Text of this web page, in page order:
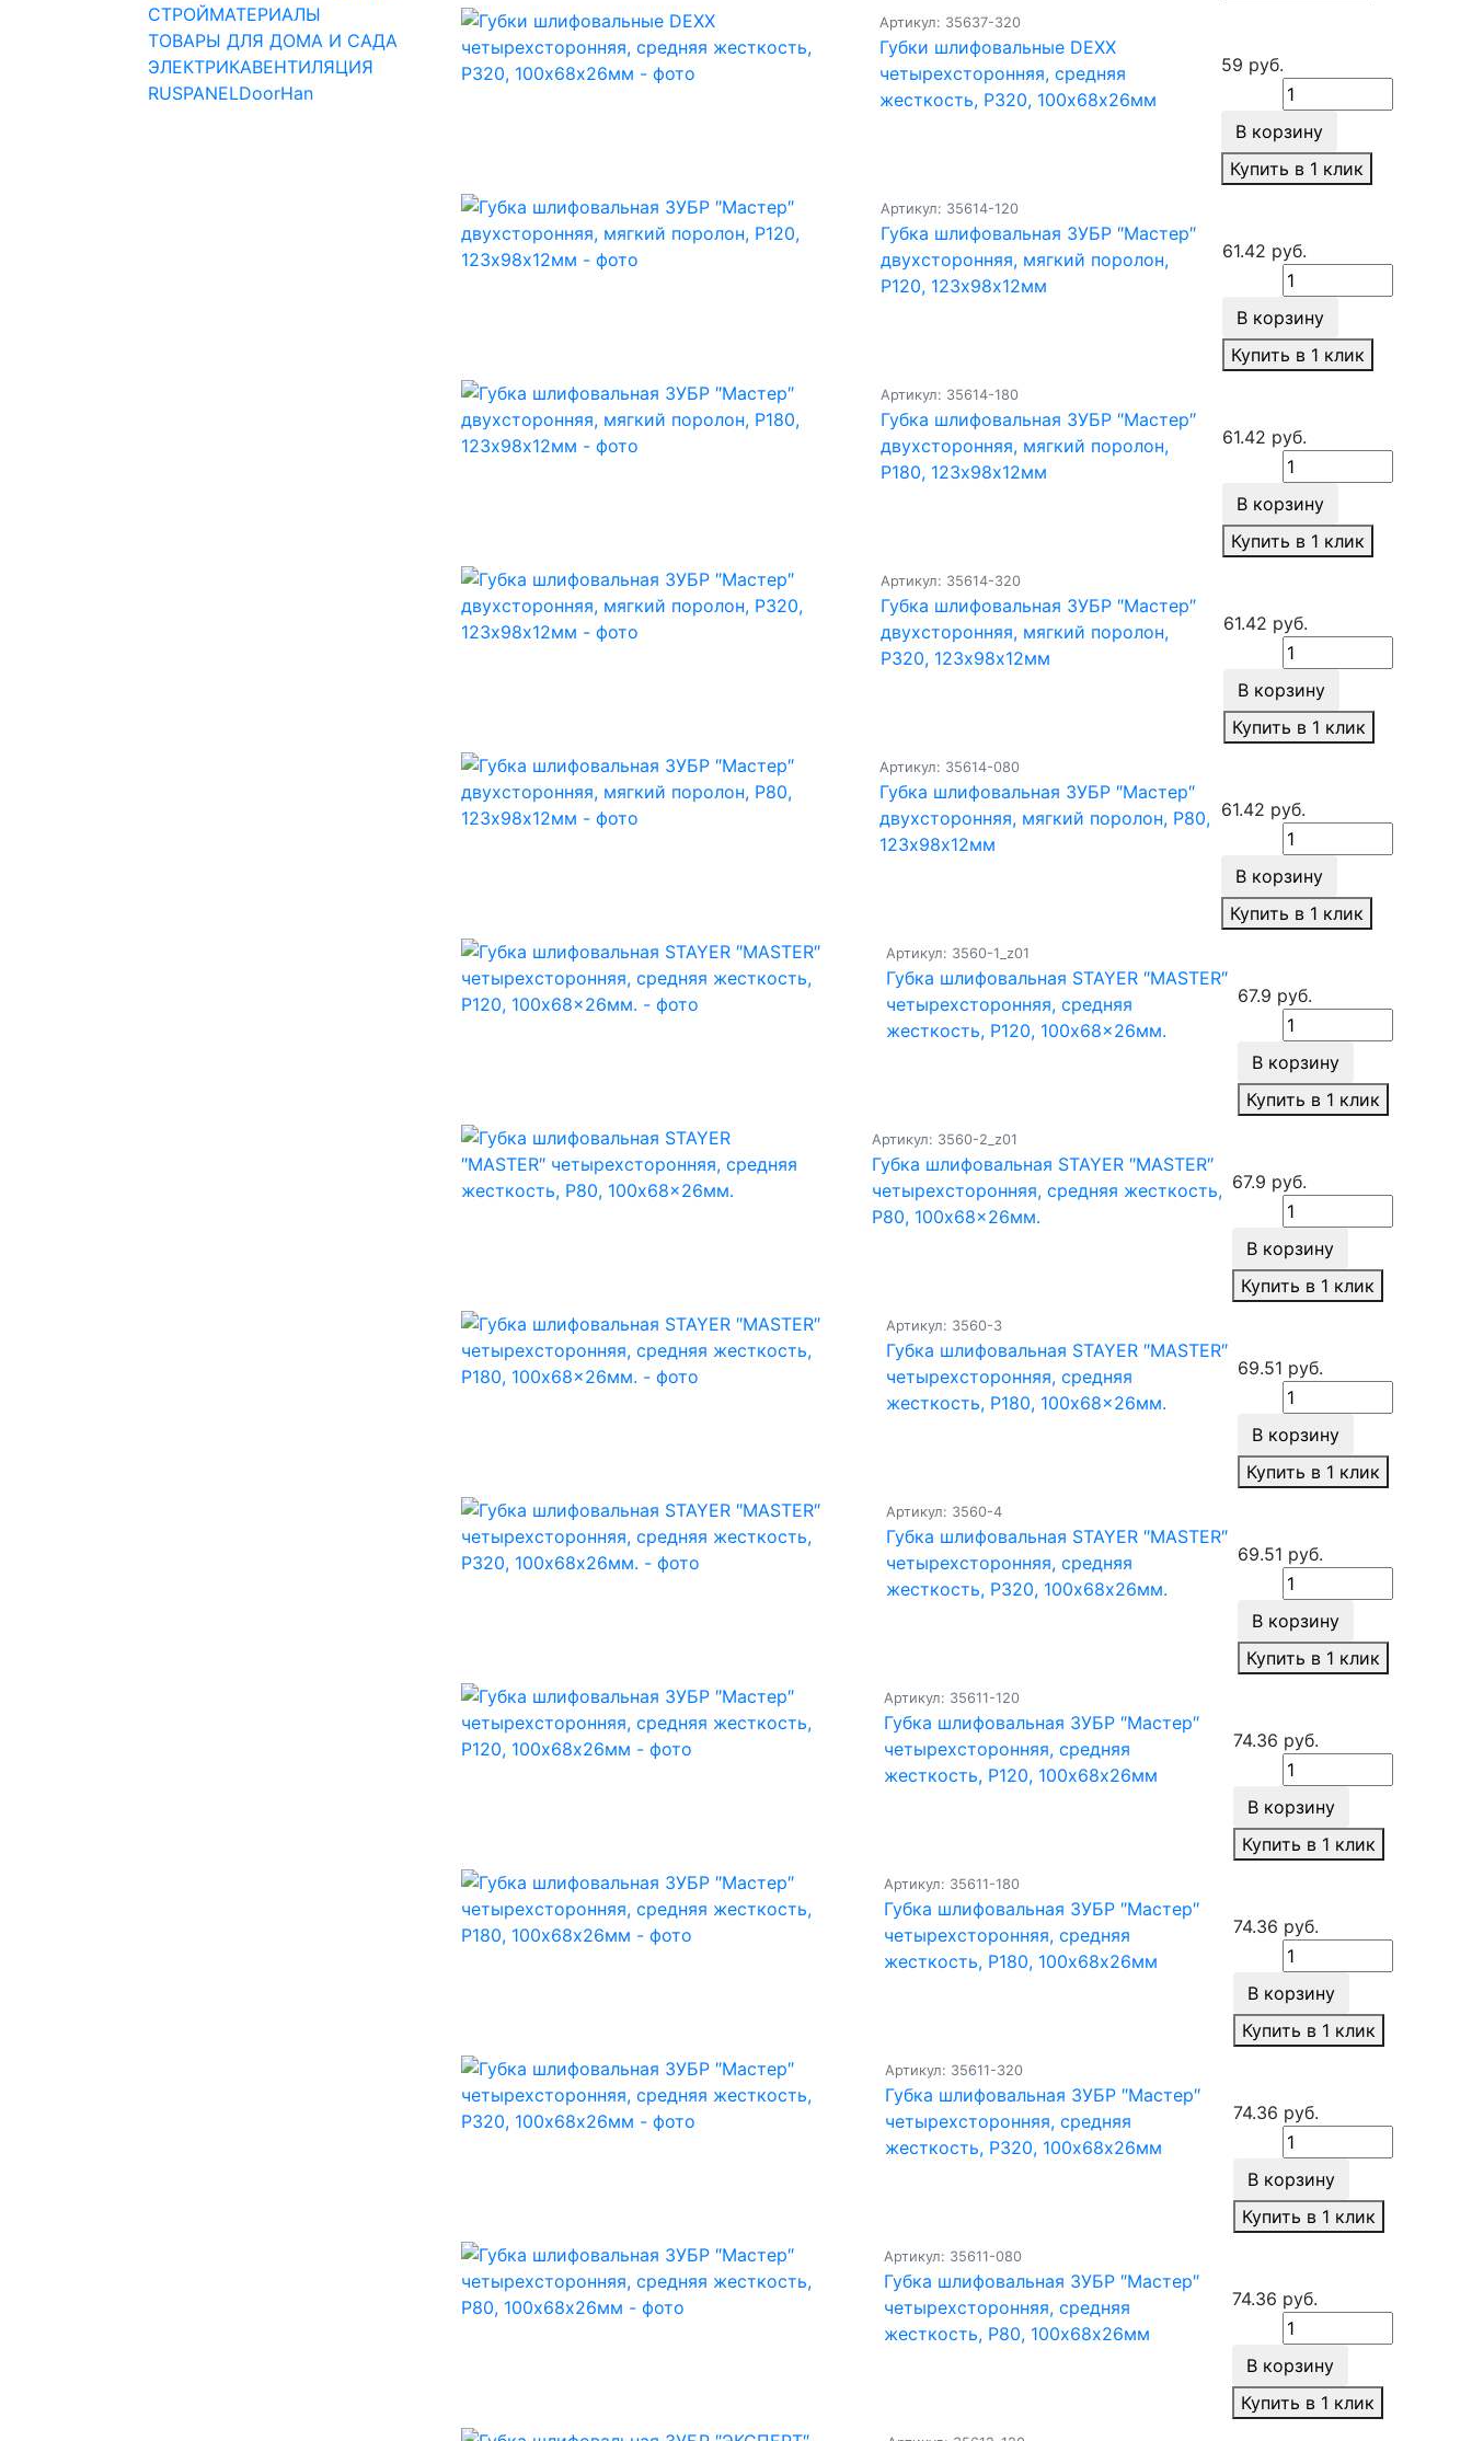
Артикул: 35637-320
Губки шлифовальные DEXX
четырехсторонняя, средняя
жесткость, Р320, 100х68х26мм
59 руб.
В корзину
Купить в 1 клик
Артикул: 35614-120
Губка шлифовальная ЗУБР ″Мастер″
двухсторонняя, мягкий поролон,
Р120, 123х98х12мм
61.42 руб.
В корзину
Купить в 1 клик
Артикул: 35614-180
Губка шлифовальная ЗУБР ″Мастер″
двухсторонняя, мягкий поролон,
Р180, 123х98х12мм
61.42 руб.
В корзину
Купить в 1 клик
Артикул: 35614-320
Губка шлифовальная ЗУБР ″Мастер″
двухсторонняя, мягкий поролон,
Р320, 123х98х12мм
61.42 руб.
В корзину
Купить в 1 клик
Артикул: 35614-080
Губка шлифовальная ЗУБР ″Мастер″
двухсторонняя, мягкий поролон, Р80,
123х98х12мм
61.42 руб.
В корзину
Купить в 1 клик
Артикул: 3560-1_z01
Губка шлифовальная STAYER ″MASTER″
четырехсторонняя, средняя
жесткость, Р120, 100x68x26мм.
67.9 руб.
В корзину
Купить в 1 клик
Артикул: 3560-2_z01
Губка шлифовальная STAYER ″MASTER″
четырехсторонняя, средняя жесткость,
Р80, 100x68x26мм.
67.9 руб.
В корзину
Купить в 1 клик
Артикул: 3560-3
Губка шлифовальная STAYER ″MASTER″
четырехсторонняя, средняя
жесткость, Р180, 100x68x26мм.
69.51 руб.
В корзину
Купить в 1 клик
Артикул: 3560-4
Губка шлифовальная STAYER ″MASTER″
четырехсторонняя, средняя
жесткость, Р320, 100х68x26мм.
69.51 руб.
В корзину
Купить в 1 клик
Артикул: 35611-120
Губка шлифовальная ЗУБР ″Мастер″
четырехсторонняя, средняя
жесткость, Р120, 100х68х26мм
74.36 руб.
В корзину
Купить в 1 клик
Артикул: 35611-180
Губка шлифовальная ЗУБР ″Мастер″
четырехсторонняя, средняя
жесткость, Р180, 100х68х26мм
74.36 руб.
В корзину
Купить в 1 клик
Артикул: 35611-320
Губка шлифовальная ЗУБР ″Мастер″
четырехсторонняя, средняя
жесткость, Р320, 100х68х26мм
74.36 руб.
В корзину
Купить в 1 клик
Артикул: 35611-080
Губка шлифовальная ЗУБР ″Мастер″
четырехсторонняя, средняя
жесткость, Р80, 100х68х26мм
74.36 руб.
В корзину
Купить в 1 клик
СТРОЙМАТЕРИАЛЫ
ТОВАРЫ ДЛЯ ДОМА И САДА
ЭЛЕКТРИКАВЕНТИЛЯЦИЯ
RUSPANELDoorHan